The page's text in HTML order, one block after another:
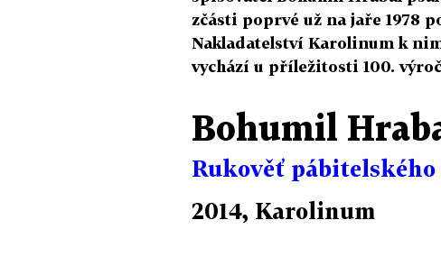
zčásti poprvé už na jaře 1978
Nakladatelství Karolinum k
vychází u příležitosti 100.
Bohumil
Rukověť pábitelského
2014, Karolinum